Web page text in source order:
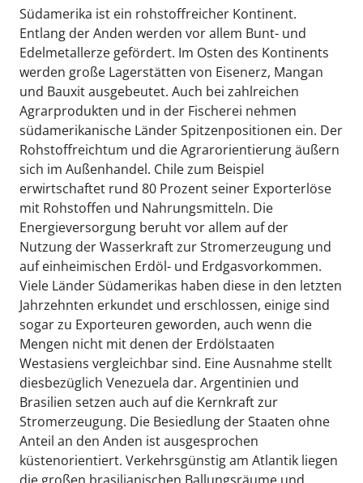
Südamerika ist ein rohstoffreicher Kontinent.
Entlang der Anden werden vor allem Bunt- und
Edelmetallerze gefördert. Im Osten des Kontinents
werden große Lagerstätten von Eisenerz, Mangan
und Bauxit ausgebeutet. Auch bei zahlreichen
Agrarprodukten und in der Fischerei nehmen
südamerikanische Länder Spitzenpositionen ein. Der
Rohstoffreichtum und die Agrarorientierung äußern
sich im Außenhandel. Chile zum Beispiel
erwirtschaftet rund 80 Prozent seiner Exporterlöse
mit Rohstoffen und Nahrungsmitteln. Die
Energieversorgung beruht vor allem auf der
Nutzung der Wasserkraft zur Stromerzeugung und
auf einheimischen Erdöl- und Erdgasvorkommen.
Viele Länder Südamerikas haben diese in den letzten
Jahrzehnten erkundet und erschlossen, einige sind
sogar zu Exporteuren geworden, auch wenn die
Mengen nicht mit denen der Erdölstaaten
Westasiens vergleichbar sind. Eine Ausnahme stellt
diesbezüglich Venezuela dar. Argentinien und
Brasilien setzen auch auf die Kernkraft zur
Stromerzeugung. Die Besiedlung der Staaten ohne
Anteil an den Anden ist ausgesprochen
küstenorientiert. Verkehrsgünstig am Atlantik liegen